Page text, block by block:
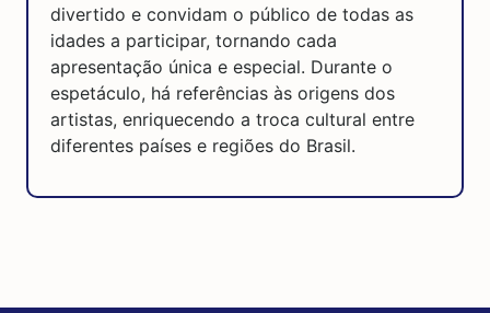
divertido e convidam o público de todas as
idades a participar, tornando cada
apresentação única e especial. Durante o
espetáculo, há referências às origens dos
artistas, enriquecendo a troca cultural entre
diferentes países e regiões do Brasil.